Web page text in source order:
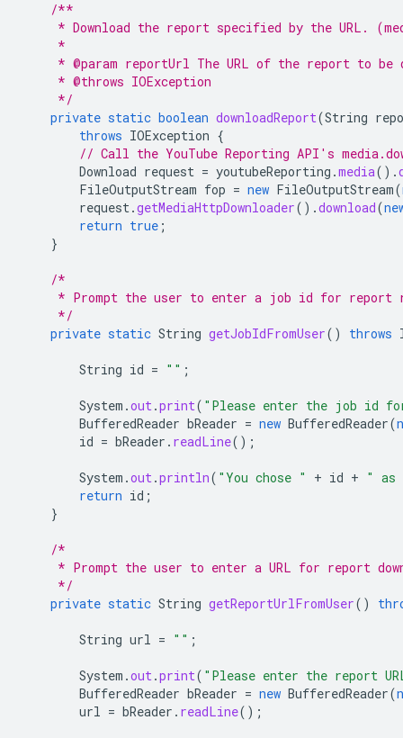
/**
* Download the report specified by the URL.
     *
* @param reportUrl The URL of the report to be
     * @throws IOException
     */
private static boolean downloadReport(String
throws IOException {
// Call the YouTube Reporting API's
Download request = youtubeReporting .media().
FileOutputStream fop = new FileOutputStream(
request.getMediaHttpDownloader().download(
return true ;
}
/*
* Prompt the user to enter a job id for report
     */
private static String getJobIdFromUser() throws
String id = "" ;
System .out.print( "Please enter the job id
BufferedReader bReader = new BufferedReader(
id = bReader . readLine();
System .out.println( "You chose " + id + " as
return id ;
}
/*
* Prompt the user to enter a URL for report
     */
private static String getReportUrlFromUser()
String url = "" ;
System .out.print( "Please enter the report
BufferedReader bReader = new BufferedReader(
url = bReader . readLine();